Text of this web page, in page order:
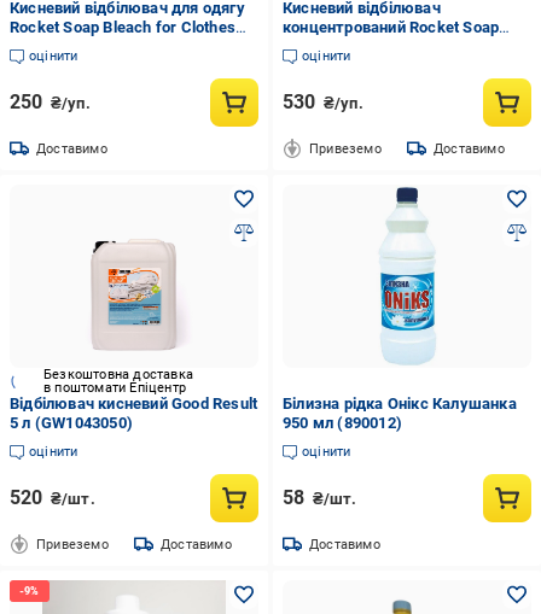
Кисневий відбілювач для одягу
Rocket Soap Bleach for Clothes
змінний блок 720 мл
(2899412529)
оцінити
250 ₴/уп.
Доставимо
Кисневий відбілювач
концентрований Rocket Soap
Concentrated Oxygen-based
Bleach змінний блок 1,2 л
оцінити
530 ₴/уп.
Привеземо Доставимо
Безкоштовна доставка
в поштомати Епіцентр
Відбілювач кисневий Good Result
5 л (GW1043050)
оцінити
520 ₴/шт.
Привеземо Доставимо
Білизна рідка Онікс Калушанка
950 мл (890012)
оцінити
58 ₴/шт.
Доставимо